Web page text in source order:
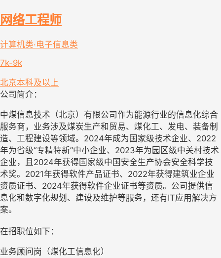
网络工程师
计算机类·电子信息类
7k-9k
北京本科及以上
公司简介：
中煤信息技术（北京）有限公司作为能源行业的信息化综合
服务商，业务涉及煤炭生产和贸易、煤化工、发电、装备制
造、工程建设等领域。2024年成为国家级技术企业、2022
年为省级“专精特新”中小企业、2023年为园区级中关村技术
企业，且2024年获得国家级中国安全生产协会安全科学技
术奖。2021年获得软件产品证书、2022年获得建筑业企业
资质证书、2024年获得软件企业证书等资质。公司提供信
息化和数字化规划、建设及维护等服务，还有IT应用解决方
案。
在招职位如下：
业务顾问岗（煤化工信息化）